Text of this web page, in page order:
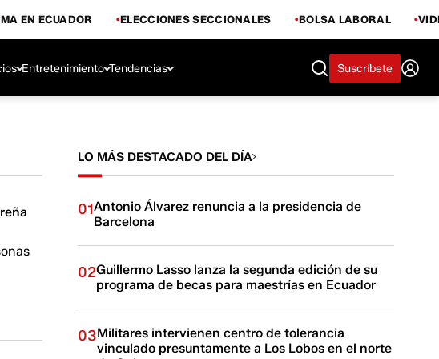
EN ECUADOR ELECCIONES SECCIONALES BOLSA LABORAL
Entretenimiento Tendencias Suscríbete
LO MÁS DESTACADO DEL DÍA
01Antonio Álvarez renuncia a la presidencia de
Barcelona
02Guillermo Lasso lanza la segunda edición de su
programa de becas para maestrías en Ecuador
03Militares intervienen centro de tolerancia
vinculado presuntamente a Los Lobos en el norte